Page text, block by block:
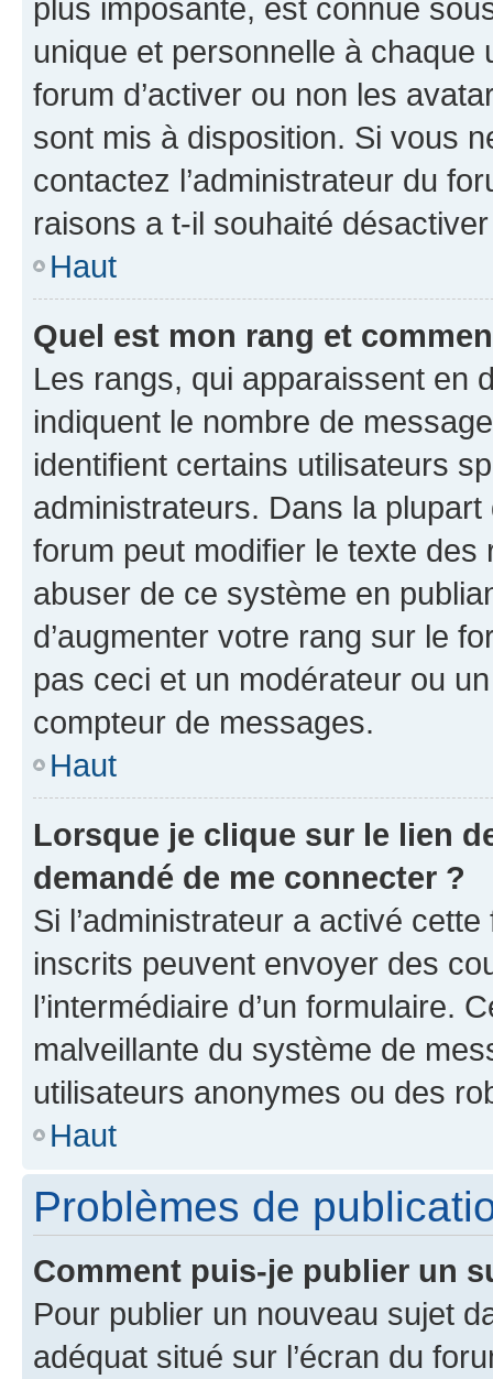
plus imposante, est connue
unique et personnelle à chaque
forum d’activer ou non les
sont mis à disposition. Si vous
contactez l’administrateur du
raisons a t-il souhaité
Haut
Quel est mon rang et
Les rangs, qui apparaissent en
indiquent le nombre de
identifient certains utilisateurs
administrateurs. Dans la
forum peut modifier le texte
abuser de ce système en
d’augmenter votre rang sur le
pas ceci et un modérateur ou
compteur de messages.
Haut
Lorsque je clique sur le lien
demandé de me connecter ?
Si l’administrateur a activé
inscrits peuvent envoyer des
l’intermédiaire d’un formulaire.
malveillante du système de
utilisateurs anonymes ou des
Haut
Problèmes de
Comment puis-je publier un
Pour publier un nouveau sujet
adéquat situé sur l’écran du